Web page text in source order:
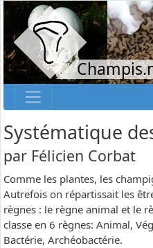
Systématique
par Félicien Corbat
Comme les plantes, les
Autrefois on répartissait les
règnes : le règne animal et le
classe en 6 règnes: Animal,
Bactérie, Archéobactérie.